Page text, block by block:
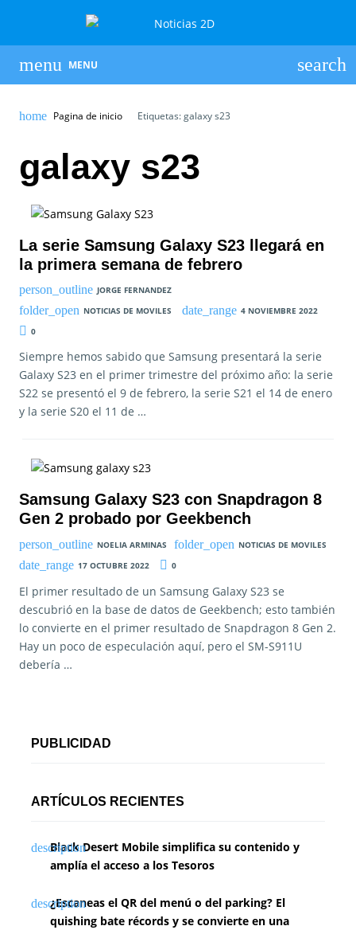
MENU
Pagina de inicio Etiquetas: galaxy s23
galaxy s23
La serie Samsung Galaxy S23 llegará en
la primera semana de febrero
JORGE FERNANDEZ
NOTICIAS DE MOVILES
4 NOVIEMBRE 2022
0
Siempre hemos sabido que Samsung presentará la serie
Galaxy S23 en el primer trimestre del próximo año: la serie
S22 se presentó el 9 de febrero, la serie S21 el 14 de enero
y la serie S20 el 11 de …
Samsung Galaxy S23 con Snapdragon 8
Gen 2 probado por Geekbench
NOELIA ARMINAS
NOTICIAS DE MOVILES
17 OCTUBRE 2022
0
El primer resultado de un Samsung Galaxy S23 se
descubrió en la base de datos de Geekbench; esto también
lo convierte en el primer resultado de Snapdragon 8 Gen 2.
Hay un poco de especulación aquí, pero el SM-S911U
debería …
PUBLICIDAD
ARTÍCULOS RECIENTES
Black Desert Mobile simplifica su contenido y
amplía el acceso a los Tesoros
¿Escaneas el QR del menú o del parking? El
quishing bate récords y se convierte en una